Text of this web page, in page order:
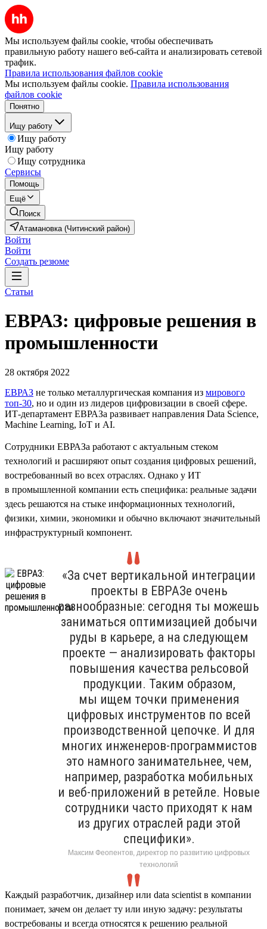
Мы используем файлы cookie, чтобы обеспечивать
правильную работу нашего веб-сайта и анализировать сетевой
трафик.
Правила использования файлов cookie
Мы используем файлы cookie. Правила использования
файлов cookie
Понятно
Ищу работу
Ищу работу
Ищу работу
Ищу сотрудника
Сервисы
Помощь
Ещё
Поиск
Атамановка (Читинский район)
Войти
Войти
Создать резюме
Статьи
ЕВРАЗ: цифровые решения в
промышленности
28 октября 2022
ЕВРАЗ не только металлургическая компания из мирового
топ-30, но и один из лидеров цифровизации в своей сфере.
ИТ-департамент ЕВРАЗа развивает направления Data Science,
Machine Learning, IoT и AI.
Сотрудники ЕВРАЗа работают с актуальным стеком
технологий и расширяют опыт создания цифровых решений,
востребованный во всех отраслях. Однако у ИТ
в промышленной компании есть специфика: реальные задачи
здесь решаются на стыке информационных технологий,
физики, химии, экономики и обычно включают значительный
инфраструктурный компонент.
«За счет вертикальной интеграции
проекты в ЕВРАЗе очень
разнообразные: сегодня ты можешь
заниматься оптимизацией добычи
руды в карьере, а на следующем
проекте — анализировать факторы
повышения качества рельсовой
продукции. Таким образом,
мы ищем точки применения
цифровых инструментов по всей
производственной цепочке. И для
многих инженеров-программистов
это намного занимательнее, чем,
например, разработка мобильных
и веб-приложений в ретейле. Новые
сотрудники часто приходят к нам
из других отраслей ради этой
специфики».
Максим Феопентов, директор по развитию цифровых
технологий
Каждый разработчик, дизайнер или data scientist в компании
понимает, зачем он делает ту или иную задачу: результаты
востребованы и всегда относятся к решению реальной